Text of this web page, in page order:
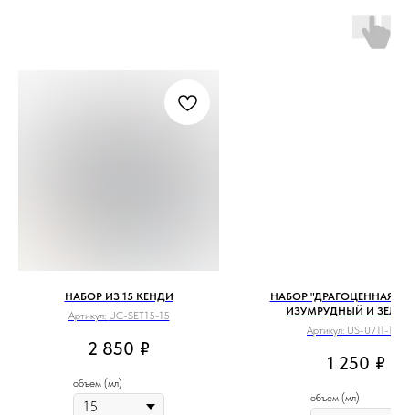
НАБОР ИЗ 15 КЕНДИ
Артикул: UC-SET15-15
2 850 ₽
объем (мл)
НАБОР "ДРАГОЦЕННАЯ
ИЗУМРУДНЫЙ И
Артикул: US-0711-100
1 250 ₽
объем (мл)